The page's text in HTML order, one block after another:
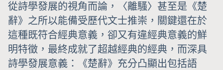
從詩學發展的視角而論，〈離騷〉甚至是《楚
辭》之所以能備受歷代文士推崇，關鍵還在於
這種既符合經典意義，卻又有違經典意義的鮮
明特徵，最終成就了超越經典的經典，而深具
詩學發展意義：《楚辭》充分凸顯出包括語